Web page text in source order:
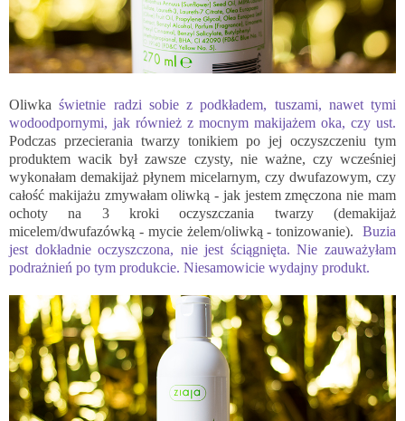
Oliwkaświetnie radzi sobie z podkładem, tuszami, nawet tymi
wodoodpornymi, jak również z mocnym makijażem oka, czy ust.
Podczas przecierania twarzy tonikiem po jej oczyszczeniu tym
produktem wacik był zawsze czysty, nie ważne, czy wcześniej
wykonałam demakijaż płynem micelarnym, czy dwufazowym, czy
całość makijażu zmywałam oliwką - jak jestem zmęczona nie mam
ochoty na 3 kroki oczyszczania twarzy (demakijaż
micelem/dwufazówką - mycie żelem/oliwką - tonizowanie). Buzia
jest dokładnie oczyszczona, nie jest ściągnięta. Nie zauważyłam
podrażnień po tym produkcie. Niesamowicie wydajny produkt.